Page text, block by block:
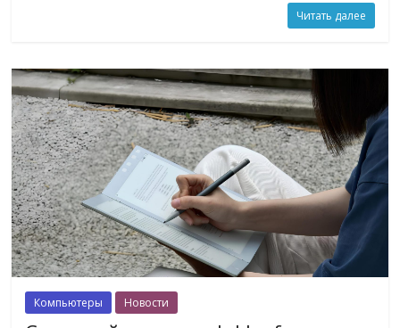
Читать далее
Компьютеры Новости